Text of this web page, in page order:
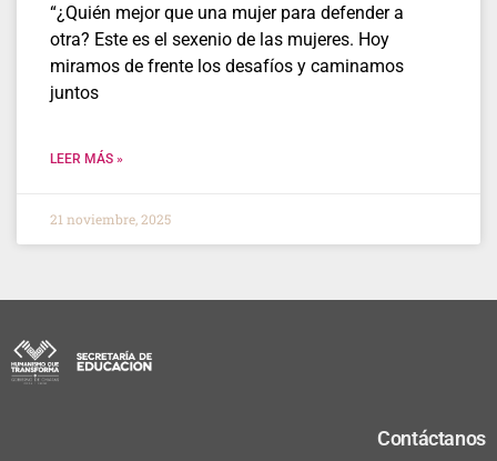
“¿Quién mejor que una mujer para defender a
otra? Este es el sexenio de las mujeres. Hoy
miramos de frente los desafíos y caminamos
juntos
LEER MÁS »
21 noviembre, 2025
Contáctanos